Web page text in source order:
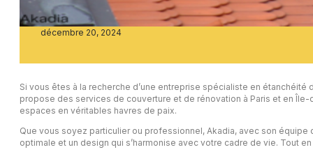
décembre 20, 2024
Si vous êtes à la recherche d’une entreprise spécialiste en étanchéité
propose des services de couverture et de rénovation à Paris et en
espaces en véritables havres de paix.
Que vous soyez particulier ou professionnel, Akadia, avec son
optimale et un design qui s’harmonise avec votre cadre de vie. Tout